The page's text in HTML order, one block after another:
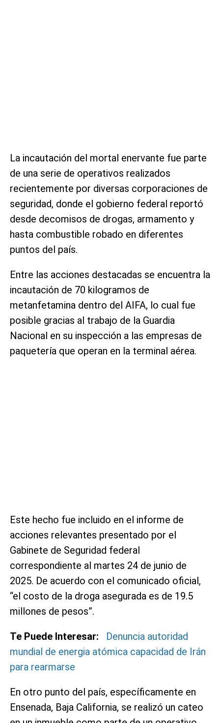
La incautación del mortal enervante fue parte
de una serie de operativos realizados
recientemente por diversas corporaciones de
seguridad, donde el gobierno federal reportó
desde decomisos de drogas, armamento y
hasta combustible robado en diferentes
puntos del país.
Entre las acciones destacadas se encuentra la
incautación de 70 kilogramos de
metanfetamina dentro del AIFA, lo cual fue
posible gracias al trabajo de la Guardia
Nacional en su inspección a las empresas de
paquetería que operan en la terminal aérea.
Este hecho fue incluido en el informe de
acciones relevantes presentado por el
Gabinete de Seguridad federal
correspondiente al martes 24 de junio de
2025. De acuerdo con el comunicado oficial,
“el costo de la droga asegurada es de 19.5
millones de pesos”.
Te Puede Interesar: Denuncia autoridad
mundial de energia atómica capacidad de Irán
para rearmarse
En otro punto del país, específicamente en
Ensenada, Baja California, se realizó un cateo